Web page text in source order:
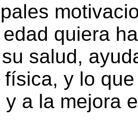
quiera
salud,
y lo
y a la mejora